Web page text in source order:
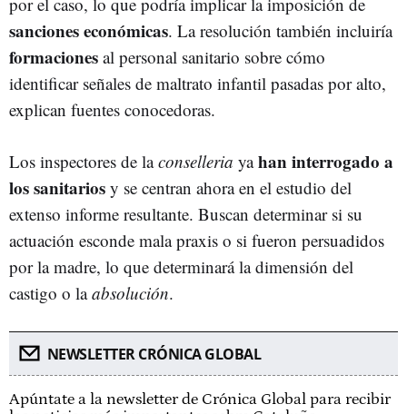
sanciones económicas. La resolución también incluiría
formaciones al personal sanitario sobre cómo
identificar señales de maltrato infantil pasadas por alto,
explican fuentes conocedoras.
Los inspectores de laconselleria yahan interrogado a
los sanitarios y se centran ahora en el estudio del
extenso informe resultante. Buscan determinar si su
actuación esconde mala praxis o si fueron persuadidos
por la madre, lo que determinará la dimensión del
castigo o laabsolución.
NEWSLETTER CRÓNICA GLOBAL
Apúntate a la newsletter de Crónica Global para recibir